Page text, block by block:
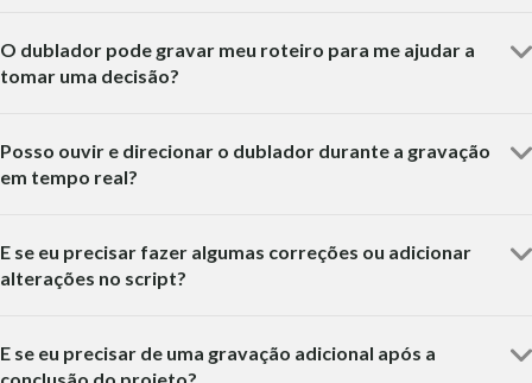
O dublador pode gravar meu roteiro para me ajudar a
tomar uma decisão?
Posso ouvir e direcionar o dublador durante a gravação
em tempo real?
E se eu precisar fazer algumas correções ou adicionar
alterações no script?
E se eu precisar de uma gravação adicional após a